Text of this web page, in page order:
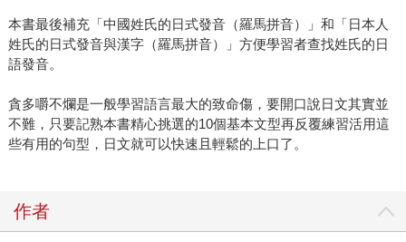
本書最後補充「中國姓氏的日式發音（羅馬拼音）」和「日本人
姓氏的日式發音與漢字（羅馬拼音）」方便學習者查找姓氏的日
語發音。
貪多嚼不爛是一般學習語言最大的致命傷，要開口說日文其實並
不難，只要記熟本書精心挑選的10個基本文型再反覆練習活用這
些有用的句型，日文就可以快速且輕鬆的上口了。
作者